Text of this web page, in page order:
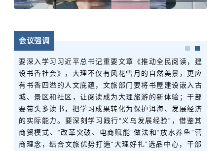
会议强调
要深入学习习近平总书记重要文章《推动全民阅读，建
设书香社会》，大理不仅有风花雪月的自然美景，更应
有书香四溢的人文底蕴，文旅部门要将书屋建设嵌入古
城、景区和社区，让阅读成为大理旅游的新体验；干部
要带头多读书，把学习成果转化为保护洱海、发展经济
的实际能力。要深刻学习践行“义乌发展经验”，借鉴其
商贸模式、“改革突破、电商赋能”做法和“放水养鱼”营
商理念，结合文旅优势打造“大理好礼”选品中心，干部